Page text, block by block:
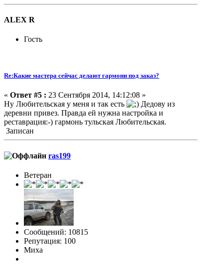
ALEX R
Гость
Re:Какие мастера сейчас делают гармони под заказ?
« Ответ #5 : 23 Сентября 2014, 14:12:08 »
Ну Любительская у меня и так есть
Дедову из
деревни привез. Правда ей нужна настройка и
реставрация:-) гармонь тульская Любительская.
Записан
ras199
Ветеран
Сообщений: 10815
Репутация: 100
Миха